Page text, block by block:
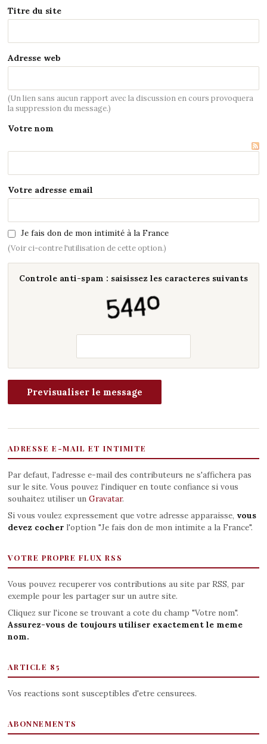
Titre du site
Adresse web
(Un lien sans aucun rapport avec la discussion en cours provoquera
la suppression du message.)
Votre nom
Votre adresse email
Je fais don de mon intimité à la France
(Voir ci-contre l'utilisation de cette option.)
Controle anti-spam : saisissez les caracteres suivants
ADRESSE E-MAIL ET INTIMITE
Par defaut, l'adresse e-mail des contributeurs ne s'affichera pas
sur le site. Vous pouvez l'indiquer en toute confiance si vous
souhaitez utiliser un Gravatar.
Si vous voulez expressement que votre adresse apparaisse, vous
devez cocherl'option "Je fais don de mon intimite a la France".
VOTRE PROPRE FLUX RSS
Vous pouvez recuperer vos contributions au site par RSS, par
exemple pour les partager sur un autre site.
Cliquez sur l'icone se trouvant a cote du champ "Votre nom".
Assurez-vous de toujours utiliser exactement le meme
nom.
ARTICLE 85
Vos reactions sont susceptibles d'etre censurees.
ABONNEMENTS